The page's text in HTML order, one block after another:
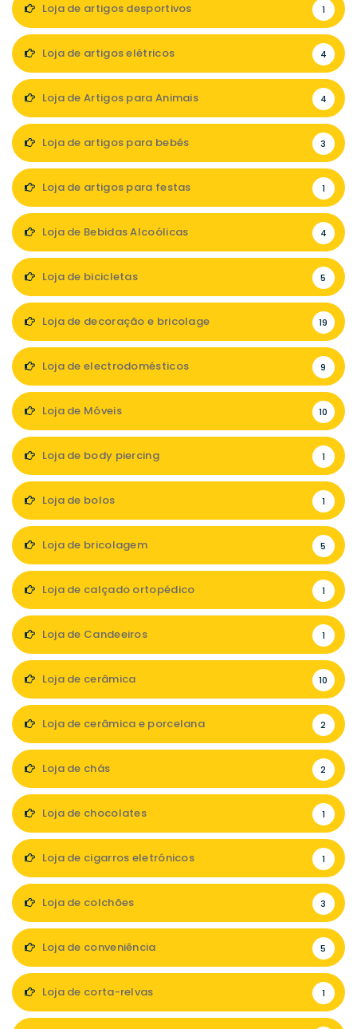
Loja de artigos desportivos 1
Loja de artigos elétricos 4
Loja de Artigos para Animais 4
Loja de artigos para bebés 3
Loja de artigos para festas 1
Loja de Bebidas Alcoólicas 4
Loja de bicicletas 5
Loja de decoração e bricolage 19
Loja de electrodomésticos 9
Loja de Móveis 10
Loja de body piercing 1
Loja de bolos 1
Loja de bricolagem 5
Loja de calçado ortopédico 1
Loja de Candeeiros 1
Loja de cerâmica 10
Loja de cerâmica e porcelana 2
Loja de chás 2
Loja de chocolates 1
Loja de cigarros eletrónicos 1
Loja de colchões 3
Loja de conveniência 5
Loja de corta-relvas 1